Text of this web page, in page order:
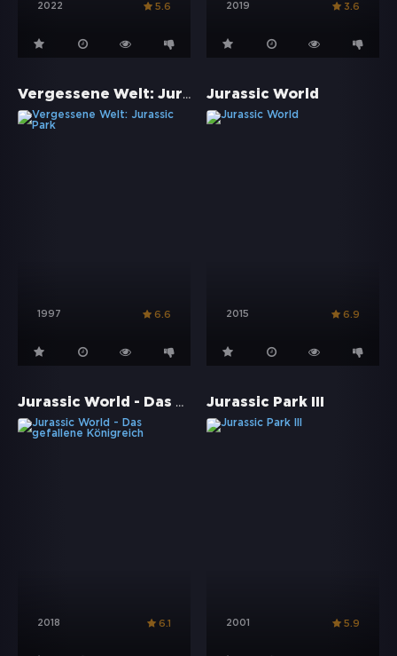
2022 5.6 2019 3.6
Vergessene Welt: Jurassic Park
1997 6.6
Jurassic World
2015 6.9
Jurassic World - Das gefallene Königreich
2018 6.1
Jurassic Park III
2001 5.9